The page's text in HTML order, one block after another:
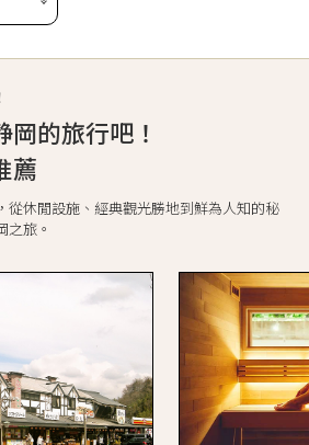
岡的旅行吧！
薦
從休閒設施、經典觀光勝地到鮮為人知的秘
之旅。